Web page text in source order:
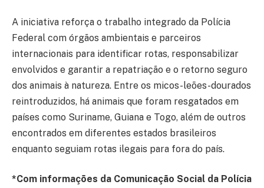
A iniciativa reforça o trabalho integrado da Polícia
Federal com órgãos ambientais e parceiros
internacionais para identificar rotas, responsabilizar
envolvidos e garantir a repatriação e o retorno seguro
dos animais à natureza. Entre os micos-leões-dourados
reintroduzidos, há animais que foram resgatados em
países como Suriname, Guiana e Togo, além de outros
encontrados em diferentes estados brasileiros
enquanto seguiam rotas ilegais para fora do país.
*Com informações da Comunicação Social da Polícia